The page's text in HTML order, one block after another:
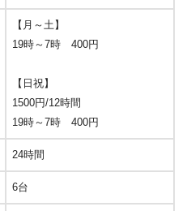
【月～土】
19時～7時 400円
【日祝】
1500円/12時間
19時～7時 400円
24時間
6台